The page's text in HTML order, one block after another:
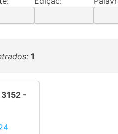
1
3152 -